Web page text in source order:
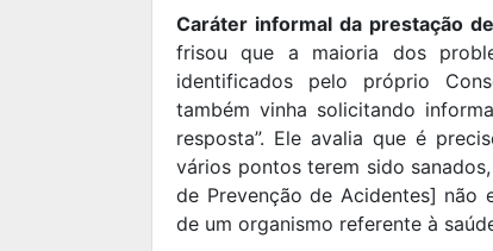
Caráter informal da prestação
frisou que a maioria dos
identificados pelo próprio
também vinha solicitando
resposta”. Ele avalia que é
vários pontos terem sido
de Prevenção de Acidentes] não
de um organismo referente à